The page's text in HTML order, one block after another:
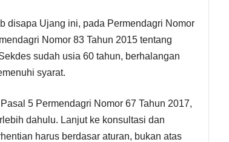
disapa Ujang ini, pada Permendagri Nomor
Nomor 83 Tahun 2015 tentang
sudah usia 60 tahun, berhalangan
syarat.
5 Permendagri Nomor 67 Tahun 2017,
dahulu. Lanjut ke konsultasi dan
harus berdasar aturan, bukan atas